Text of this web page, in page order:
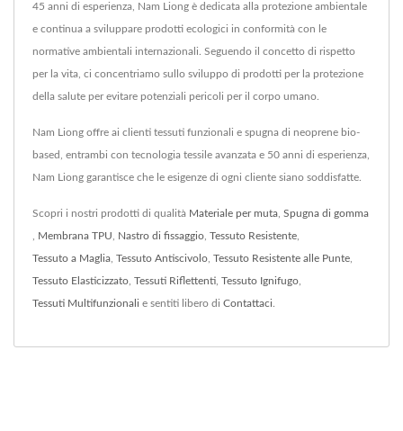
45 anni di esperienza, Nam Liong è dedicata alla protezione ambientale
e continua a sviluppare prodotti ecologici in conformità con le
normative ambientali internazionali. Seguendo il concetto di rispetto
per la vita, ci concentriamo sullo sviluppo di prodotti per la protezione
della salute per evitare potenziali pericoli per il corpo umano.
Nam Liong offre ai clienti tessuti funzionali e spugna di neoprene bio-
based, entrambi con tecnologia tessile avanzata e 50 anni di esperienza,
Nam Liong garantisce che le esigenze di ogni cliente siano soddisfatte.
Scopri i nostri prodotti di qualità Materiale per muta Spugna di gomma
Membrana TPU Nastro di fissaggio Tessuto Resistente
Tessuto a Maglia Tessuto Antiscivolo Tessuto Resistente alle Punte
Tessuto Elasticizzato Tessuti Riflettenti Tessuto Ignifugo
Tessuti Multifunzionali e sentiti libero di Contattaci